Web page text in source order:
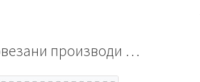
производи …